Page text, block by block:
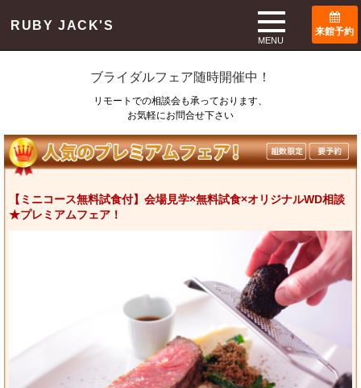
RUBY JACK'S
MENU
来館予約
ブライダルフェア随時開催中！
リモートでの相談会も承っております、
お気軽にお問合せ下さい
【ミニコース無料試食付】会場見学×無料試食×オリジナルWD相談
★プレミアムフェア！